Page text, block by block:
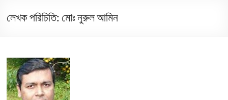
লেখক পরিচিতি: মোঃ নুরুল আমিন